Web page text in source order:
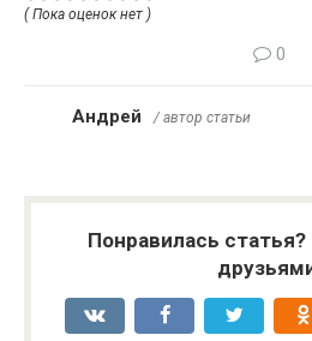
( Пока оценок нет )
0
Андрей / автор статьи
Понравилась